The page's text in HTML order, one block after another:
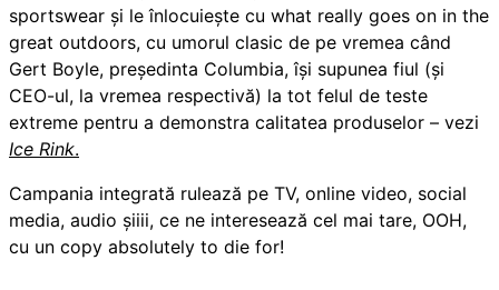
sportswear și le înlocuiește cu what really goes on in the
great outdoors, cu umorul clasic de pe vremea când
Gert Boyle, președinta Columbia, își supunea fiul (și
CEO-ul, la vremea respectivă) la tot felul de teste
extreme pentru a demonstra calitatea produselor – vezi
Ice Rink.
Campania integrată rulează pe TV, online video, social
media, audio șiiii, ce ne interesează cel mai tare, OOH,
cu un copy absolutely to die for!